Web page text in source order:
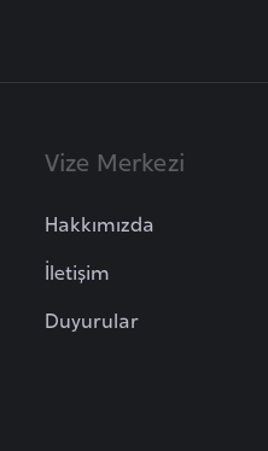
Vize Merkezi
Hakkımızda
İletişim
Duyurular